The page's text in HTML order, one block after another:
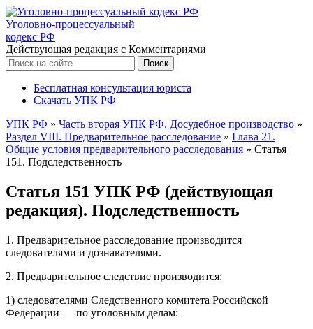
Уголовно-процессуальный
кодекс РФ
Действующая редакция с Комментариями
Бесплатная консультация юриста
Скачать УПК РФ
УПК РФ » Часть вторая УПК РФ. Досудебное производство »
Раздел VIII. Предварительное расследование » Глава 21.
Общие условия предварительного расследования » Статья
151. Подследственность
Статья 151 УПК РФ (действующая
редакция). Подследственность
1. Предварительное расследование производится
следователями и дознавателями.
2. Предварительное следствие производится:
1) следователями Следственного комитета Российской
Федерации — по уголовным делам: